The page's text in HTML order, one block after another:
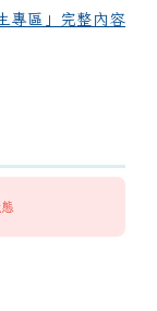
專區」完整內容